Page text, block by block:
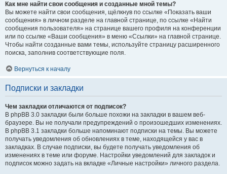
Как мне найти свои сообщения и созданные мной темы?
Вы можете найти свои сообщения, щёлкнув по ссылке «Показать ваши
сообщения» в личном разделе на главной странице, по ссылке «Найти
сообщения пользователя» на странице вашего профиля на конференции
или по ссылке «Ваши сообщения» в меню «Ссылки» на главной странице.
Чтобы найти созданные вами темы, используйте страницу расширенного
поиска, заполнив соответствующие поля.
Вернуться к началу
Подписки и закладки
Чем закладки отличаются от подписок?
В phpBB 3.0 закладки были больше похожи на закладки в вашем веб-
браузере. Вы не получали предупреждений о произошедших изменениях.
В phpBB 3.1 закладки больше напоминают подписки на темы. Вы можете
получать уведомления об обновлениях в теме, находящейся у вас в
закладках. В случае подписки, вы будете получать уведомления об
изменениях в теме или форуме. Настройки уведомлений для закладок и
подписок можно задать на вкладке «Личные настройки» личного раздела.